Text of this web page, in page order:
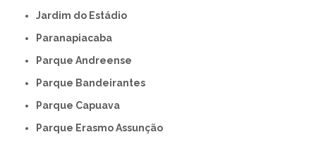
Jardim do Estádio
Paranapiacaba
Parque Andreense
Parque Bandeirantes
Parque Capuava
Parque Erasmo Assunção